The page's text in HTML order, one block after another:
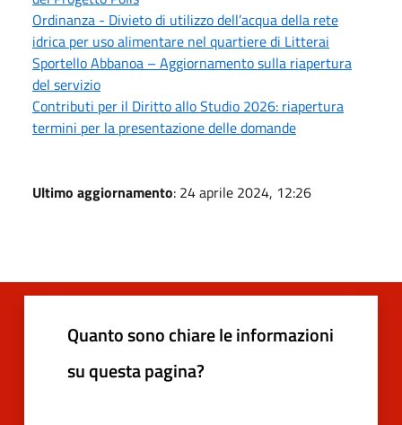
Ordinanza - Divieto di utilizzo dell’acqua della rete
idrica per uso alimentare nel quartiere di Litterai
Sportello Abbanoa – Aggiornamento sulla riapertura
del servizio
Contributi per il Diritto allo Studio 2026: riapertura
termini per la presentazione delle domande
Ultimo aggiornamento: 24 aprile 2024, 12:26
Quanto sono chiare le informazioni
su questa pagina?